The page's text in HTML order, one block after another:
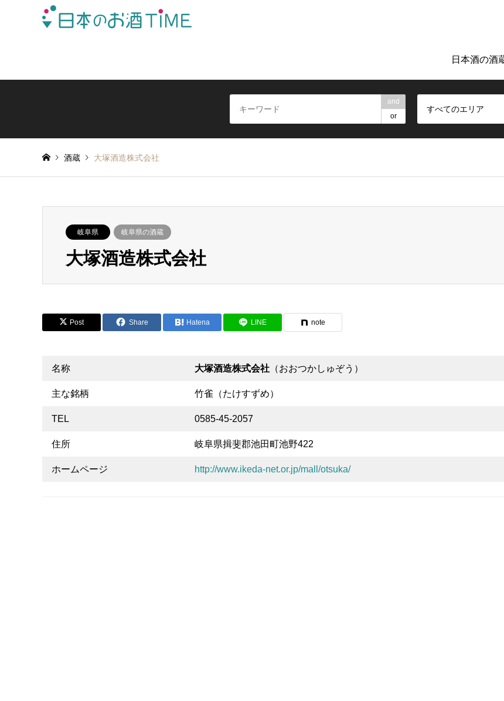
日本酒の酒
and
or
すべてのエリア
酒蔵 大塚酒造株式会社
岐阜県 岐阜県の酒蔵
大塚酒造株式会社
Post Share Hatena LINE note
名称 大塚酒造株式会社 （おおつかしゅぞう）
主な銘柄 竹雀（たけすずめ）
TEL 0585-45-2057
住所 岐阜県揖斐郡池田町池野422
ホームページ http://www.ikeda-net.or.jp/mall/otsuka/